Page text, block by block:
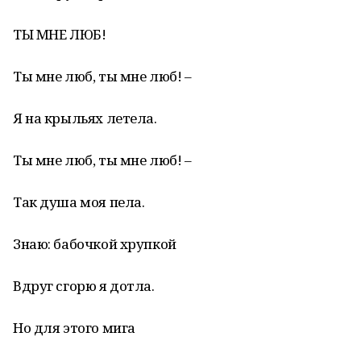
ТЫ МНЕ ЛЮБ!
Ты мне люб, ты мне люб! –
Я на крыльях летела.
Ты мне люб, ты мне люб! –
Так душа моя пела.
Знаю: бабочкой хрупкой
Вдруг сгорю я дотла.
Но для этого мига